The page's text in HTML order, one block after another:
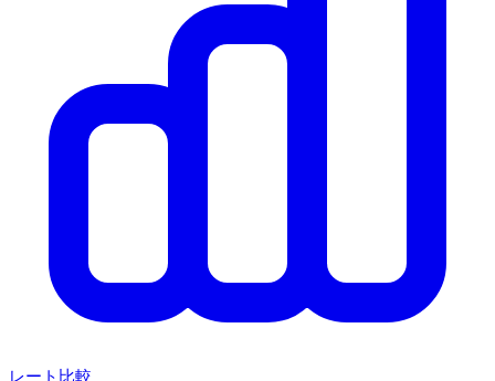
レート比較